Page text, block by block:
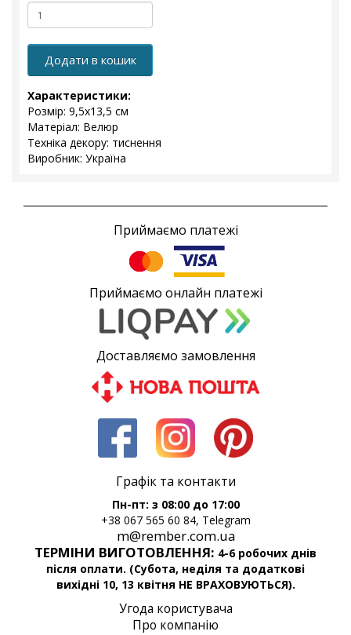
Додати в кошик
Характеристики:
Розмір: 9,5x13,5 см
Матеріал: Велюр
Техніка декору: тиснення
Виробник: Україна
Приймаємо платежі
Приймаємо онлайн платежі
Доставляємо замовлення
Графік та контакти
Пн-пт: з 08:00 до 17:00
+38 067 565 60 84, Telegram
m@rember.com.ua
ТЕРМІНИ ВИГОТОВЛЕННЯ: 4-6 робочих днів
після оплати. (Субота, неділя та додаткові
вихідні 10, 13 квітня НЕ ВРАХОВУЮТЬСЯ).
Угода користувача
Про компанію